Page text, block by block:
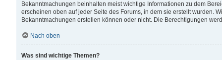
Bekanntmachungen beinhalten meist wichtige Informationen zu dem
erscheinen oben auf jeder Seite des Forums, in dem sie erstellt wurden.
Bekanntmachungen erstellen können oder nicht. Die Berechtigungen
Nach oben
Was sind wichtige Themen?